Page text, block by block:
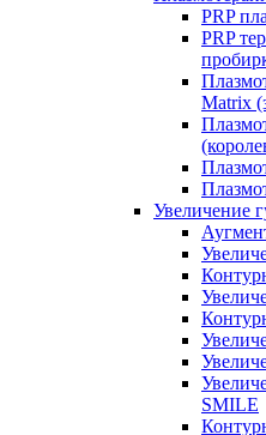
PRP
PRP
Matrix
Увеличение
SMILE